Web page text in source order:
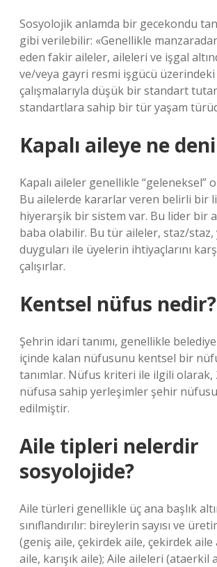
Sosyolojik anlamda bir gecekondu
gibi verilebilir: «Genellikle
eden fakir aileler, aileleri ve işgal
ve/veya gayri resmi işgücü
çalışmalarıyla düşük bir standart
standartlara sahip bir tür yaşam
Kapalı aileye ne
Kapalı aileler genellikle “geleneksel”
Bu ailelerde kararlar veren belirli bir
hiyerarşik bir sistem var. Bu lider bir
baba olabilir. Bu tür aileler, staz/staz,
duyguları ile üyelerin ihtiyaçlarını
çalışırlar.
Kentsel nüfus nedir?
Şehrin idari tanımı, genellikle
içinde kalan nüfusunu kentsel bir
tanımlar. Nüfus kriteri ile ilgili olarak,
nüfusa sahip yerleşimler şehir
edilmiştir.
Aile tipleri nelerdir
sosyolojide?
Aile türleri genellikle üç ana başlık
sınıflandırılır: bireylerin sayısı ve
(geniş aile, çekirdek aile, çekirdek aile
aile, karışık aile); Aile aileleri (ataerkil